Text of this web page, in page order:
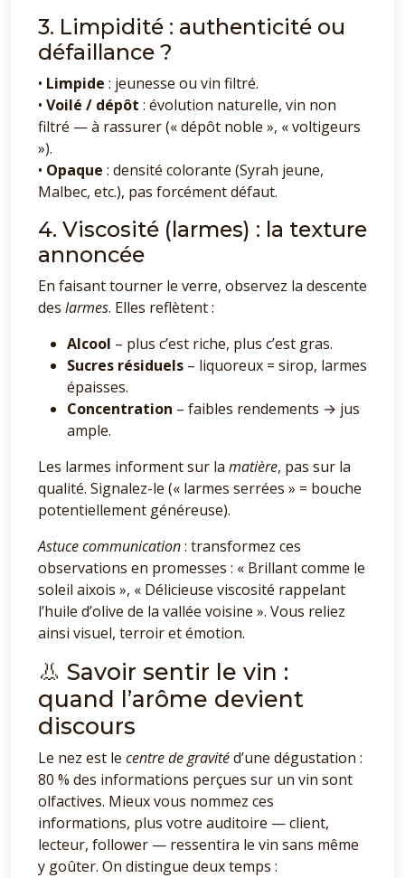
3. Limpidité : authenticité ou
défaillance ?
• Limpide : jeunesse ou vin filtré.
• Voilé / dépôt : évolution naturelle, vin non
filtré — à rassurer (« dépôt noble », « voltigeurs
»).
• Opaque : densité colorante (Syrah jeune,
Malbec, etc.), pas forcément défaut.
4. Viscosité (larmes) : la texture
annoncée
En faisant tourner le verre, observez la descente
des larmes. Elles reflètent :
Alcool – plus c’est riche, plus c’est gras.
Sucres résiduels – liquoreux = sirop, larmes
épaisses.
Concentration – faibles rendements → jus
ample.
Les larmes informent sur la matière, pas sur la
qualité. Signalez-le (« larmes serrées » = bouche
potentiellement généreuse).
Astuce communication: transformez ces
observations en promesses : « Brillant comme le
soleil aixois », « Délicieuse viscosité rappelant
l’huile d’olive de la vallée voisine ». Vous reliez
ainsi visuel, terroir et émotion.
👃 Savoir sentir le vin :
quand l’arôme devient
discours
Le nez est le centre de gravitéd’une dégustation :
80 % des informations perçues sur un vin sont
olfactives. Mieux vous nommez ces
informations, plus votre auditoire — client,
lecteur, follower — ressentira le vin sans même
y goûter. On distingue deux temps :